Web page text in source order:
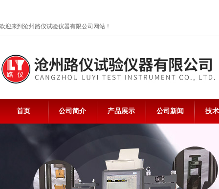
欢迎来到沧州路仪试验仪器有限公司网站！
首页 公司简介 产品展示 公司新闻 技